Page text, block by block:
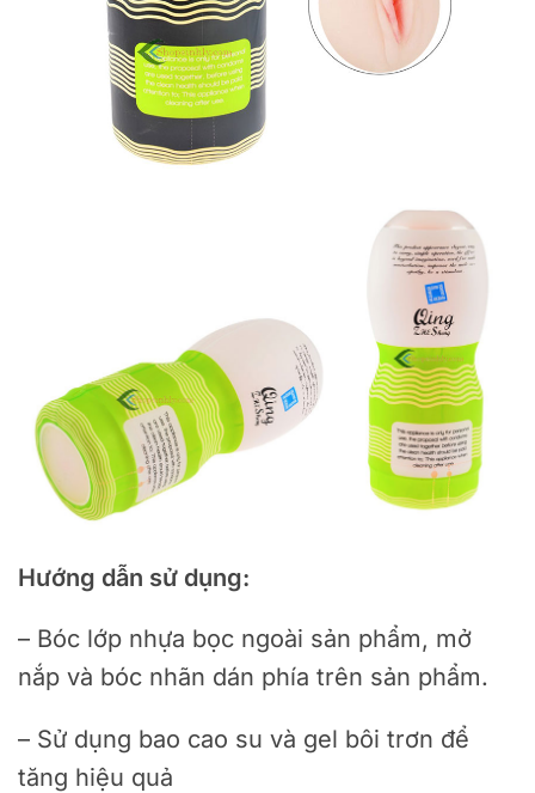
Hướng dẫn sử dụng:
– Bóc lớp nhựa bọc ngoài sản phẩm, mở
nắp và bóc nhãn dán phía trên sản phẩm.
– Sử dụng bao cao su và gel bôi trơn để
tăng hiệu quả